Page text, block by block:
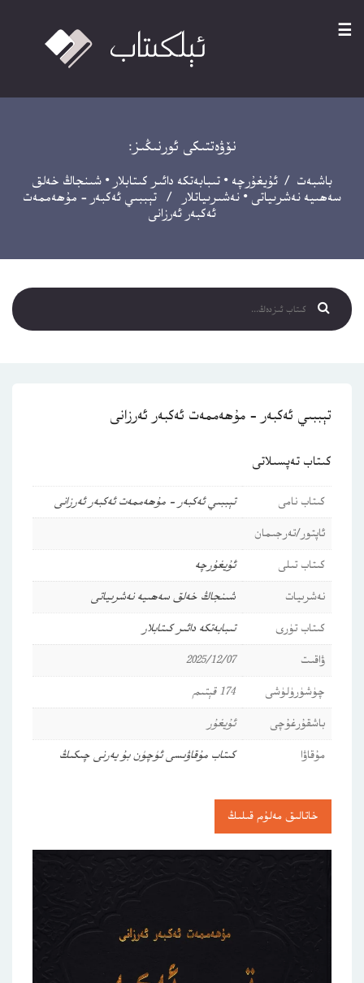
☰
نۆۋەتتىكى ئورنىڭىز:
باشبەت / ئۇيغۇرچە • تىبابەتكە دائىر كىتابلار • شىنجاڭ خەلق
سەھىيە نەشرىياتى • نەشىرىياتلار / تېببىي ئەكبەر – مۇھەممەت
ئەكبەر ئەرزانى
تېببىي ئەكبەر – مۇھەممەت ئەكبەر ئەرزانى
كىتاب تەپسىلاتى
كىتاب نامى
تېببىي ئەكبەر – مۇھەممەت ئەكبەر ئەرزانى
ئاپتور/تەرجىمان
كىتاب تىلى
ئۇيغۇرچە
نەشرىيات
شىنجاڭ خەلق سەھىيە نەشرىياتى
كىتاب تۈرى
تىبابەتكە دائىر كىتابلار
ۋاقىت
2025/12/07
چۈشۈرۈلۈشى
174 قېتىم
باشقۇرغۇچى
ئۇيغۇر
مۇقاۋا
كىتاب مۇقاۋىسى ئۈچۈن بۇ يەرنى چىكىڭ
خاتالىق مەلۇم قىلىڭ